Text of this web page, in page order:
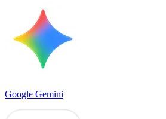
Google Gemini